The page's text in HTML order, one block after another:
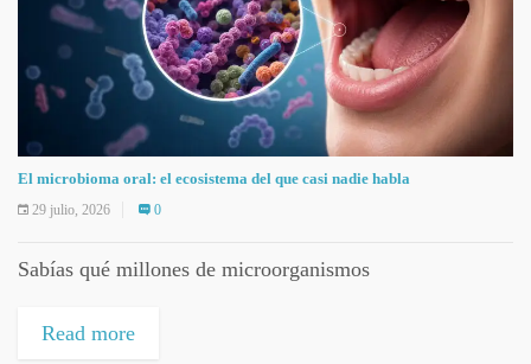
El microbioma oral: el ecosistema del que casi nadie habla
29 julio, 2026 0
Sabías qué millones de microorganismos
Read more